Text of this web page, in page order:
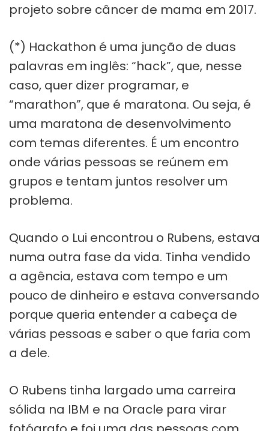
projeto sobre câncer de mama em 2017.
(*) Hackathon é uma junção de duas
palavras em inglês: “hack”, que, nesse
caso, quer dizer programar, e
“marathon”, que é maratona. Ou seja, é
uma maratona de desenvolvimento
com temas diferentes. É um encontro
onde várias pessoas se reúnem em
grupos e tentam juntos resolver um
problema.
Quando o Lui encontrou o Rubens, estava
numa outra fase da vida. Tinha vendido
a agência, estava com tempo e um
pouco de dinheiro e estava conversando
porque queria entender a cabeça de
várias pessoas e saber o que faria com
a dele.
O Rubens tinha largado uma carreira
sólida na IBM e na Oracle para virar